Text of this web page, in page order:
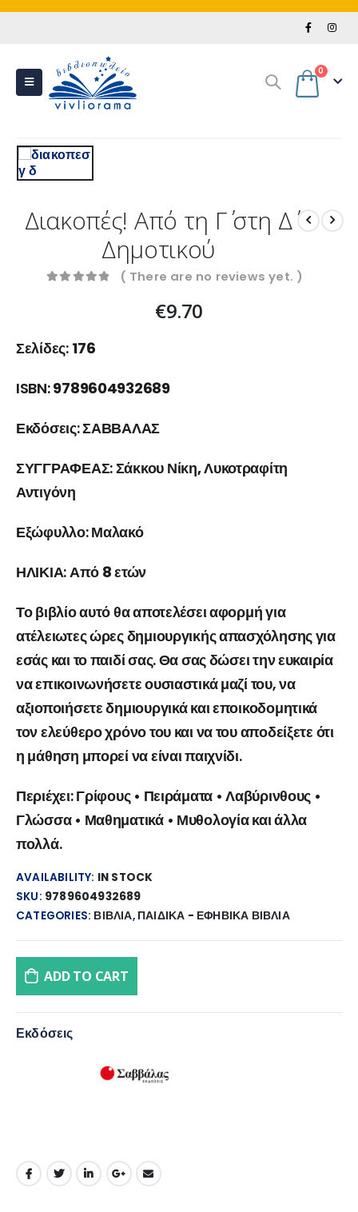
0
Διακοπές! Από τη Γ΄ στη Δ΄
Δημοτικού
( There are no reviews yet. )
€9.70
Σελίδες: 176
ISBN:9789604932689
Εκδόσεις:ΣΑΒΒΑΛΑΣ
ΣΥΓΓΡΑΦΕΑΣ:Σάκκου Νίκη, Λυκοτραφίτη
Αντιγόνη
Εξώφυλλο:Μαλακό
ΗΛΙΚΙΑ:Από 8 ετών
Το βιβλίο αυτό θα αποτελέσει αφορμή για
ατέλειωτες ώρες δημιουργικής απασχόλησης για
εσάς και το παιδί σας. Θα σας δώσει την ευκαιρία
να επικοινωνήσετε ουσιαστικά μαζί του, να
αξιοποιήσετε δημιουργικά και εποικοδομητικά
τον ελεύθερο χρόνο του και να του αποδείξετε ότι
η μάθηση μπορεί να είναι παιχνίδι.
Περιέχει: Γρίφους • Πειράματα • Λαβύρινθους •
Γλώσσα • Μαθηματικά • Μυθολογία και άλλα
πολλά.
AVAILABILITY: IN STOCK
SKU: 9789604932689
CATEGORIES: ΒΙΒΛΙΑ, ΠΑΙΔΙΚΑ - ΕΦΗΒΙΚΑ ΒΙΒΛΙΑ
ADD TO CART
Εκδόσεις